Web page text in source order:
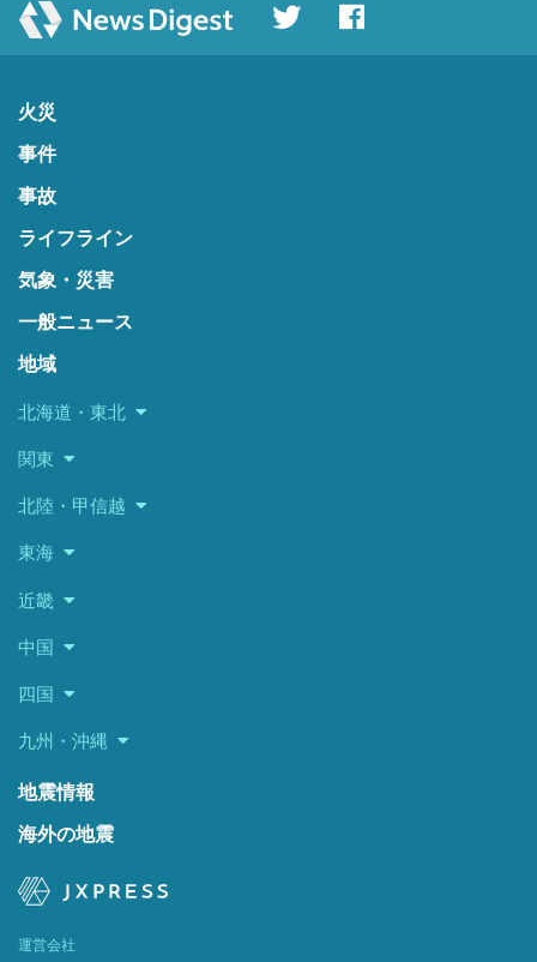
火災
事件
事故
ライフライン
気象・災害
一般ニュース
地域
北海道・東北
関東
北陸・甲信越
東海
近畿
中国
四国
九州・沖縄
地震情報
海外の地震
運営会社